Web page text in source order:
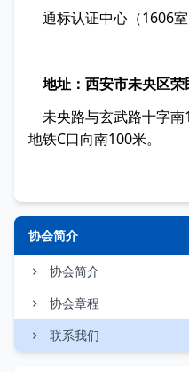
协会简介
协会简介
协会章程
联系我们
通标认证中心（1606
地址：西安市未央区
未央路与玄武路十字
地铁C口向南100米。